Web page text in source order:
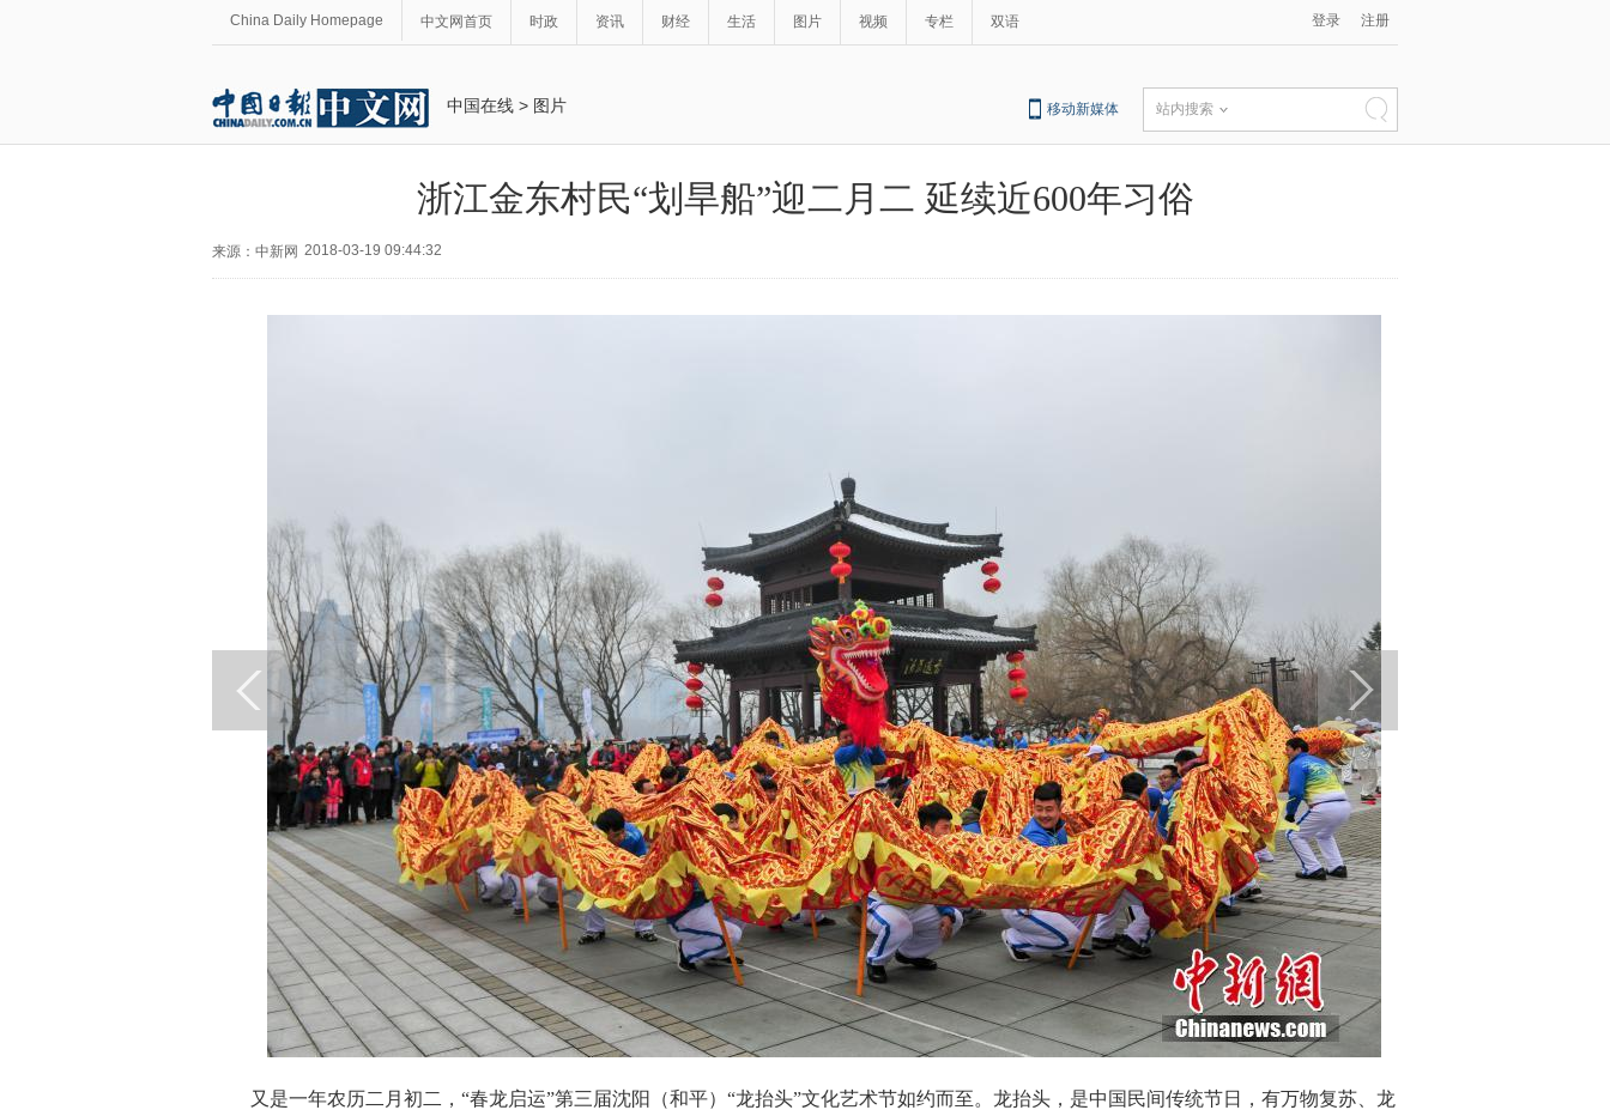
China Daily Homepage 中文网首页 时政 资讯 财经 生活 图片 视频 专栏 双语 登录 注册
中国在线 > 图片 移动新媒体 站内搜索
浙江金东村民“划旱船”迎二月二 延续近600年习俗
来源：中新网 2018-03-19 09:44:32
又是一年农历二月初二，“春龙启运”第三届沈阳（和平）“龙抬头”文化艺术节如约而至。龙抬头，是中国民间传统节日，有万物复苏、龙